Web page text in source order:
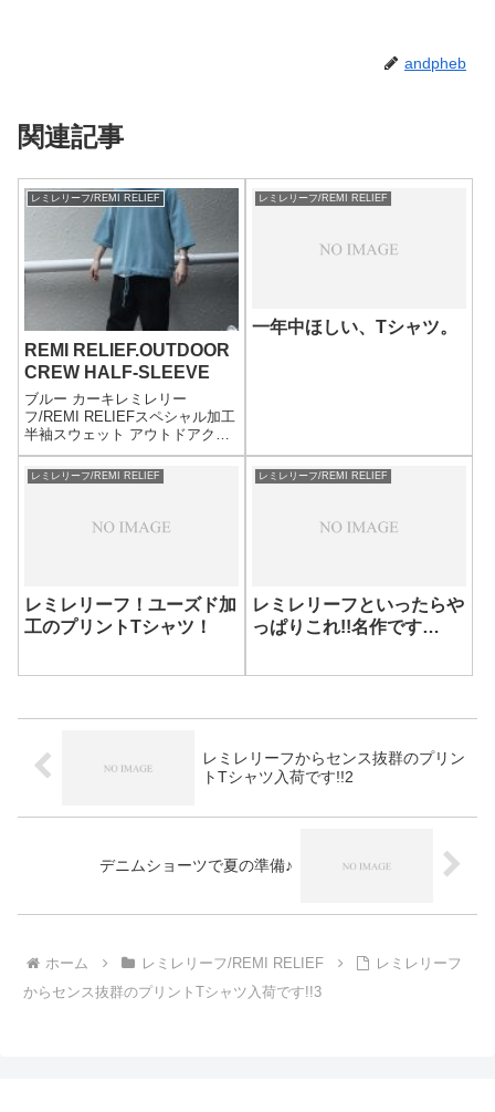
andpheb
関連記事
レミレリーフ/REMI RELIEF
REMI RELIEF.OUTDOOR
CREW HALF-SLEEVE
ブルー カーキレミレリー
フ/REMI RELIEFスペシャル加工
半袖スウェット アウトドアクル
ー 5分袖(OUTDOOR-CREW-
HALF-SLEEVE(RN1824-
9102))PRICE：
レミレリーフ/REMI RELIEF
一年中ほしい、Tシャツ。
レミレリーフ/REMI RELIEF
レミレリーフ！ユーズド加
工のプリントTシャツ！
レミレリーフ/REMI RELIEF
レミレリーフといったらや
っぱりこれ!!名作です…
レミレリーフからセンス抜群のプリン
トTシャツ入荷です!!2
デニムショーツで夏の準備♪
ホーム レミレリーフ/REMI RELIEF
レミレリーフ
からセンス抜群のプリントTシャツ入荷です!!3